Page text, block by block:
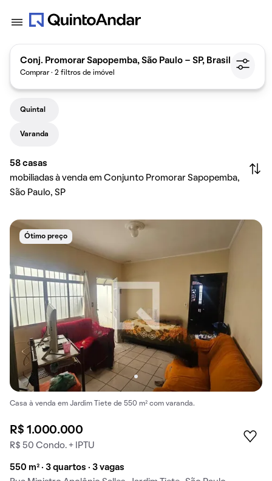
Conj. Promorar Sapopemba, São Paulo - SP, Brasil
Comprar · 2 filtros de imóvel
Quintal
Varanda
58 casas
mobiliadas à venda em Conjunto Promorar Sapopemba,
São Paulo, SP
Ótimo preço
Casa à venda em Jardim Tiete de 550 m² com varanda.
R$ 1.000.000
R$ 50 Condo. + IPTU
550 m² · 3 quartos · 3 vagas